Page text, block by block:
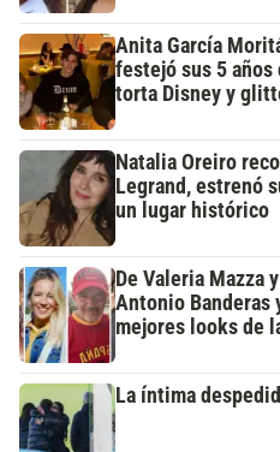
Anita García
festejó sus 5 años
torta Disney y
Natalia Oreiro
Legrand, estrenó
un lugar histórico
De Valeria Mazza
Antonio Banderas
mejores looks de
La íntima